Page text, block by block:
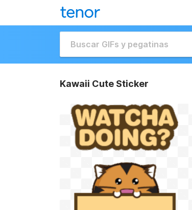
Kawaii Cute Sticker